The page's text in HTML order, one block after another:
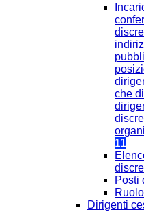
che
11
Posti
Dirigenti